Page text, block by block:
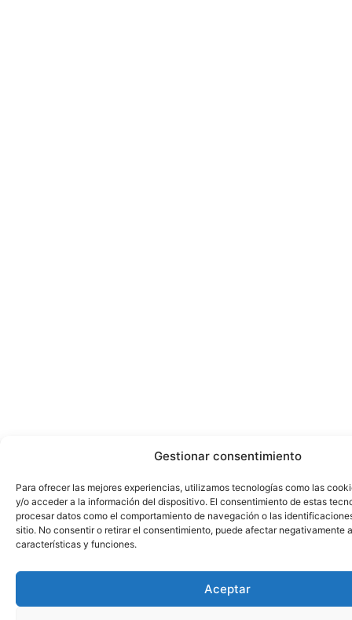
Gestionar consentimiento
Para ofrecer las mejores experiencias, utilizamos tecnologías como las
y/o acceder a la información del dispositivo. El consentimiento de estas
procesar datos como el comportamiento de navegación o las
sitio. No consentir o retirar el consentimiento, puede afectar negativamente
características y funciones.
Aceptar